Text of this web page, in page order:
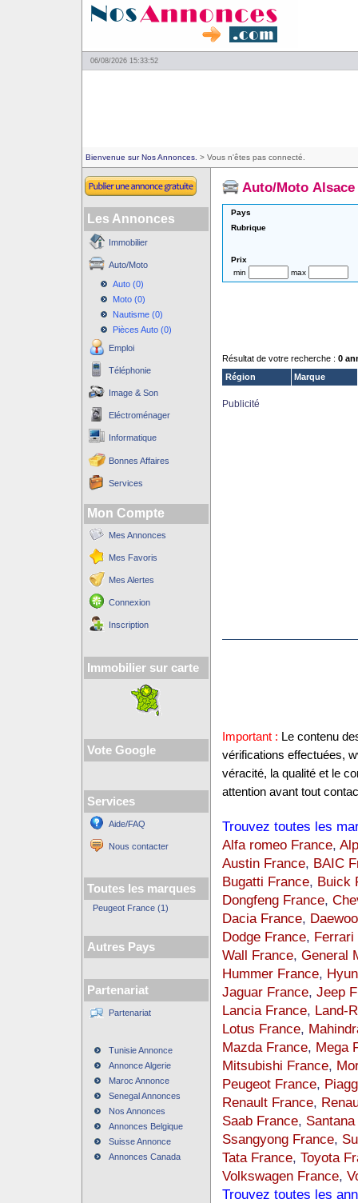
06/08/2026 15:33:52
Bienvenue sur Nos Annonces. > Vous n'êtes pas connecté.
Les Annonces
Immobilier
Auto/Moto
Auto (0)
Moto (0)
Nautisme (0)
Pièces Auto (0)
Emploi
Téléphonie
Image & Son
Eléctroménager
Informatique
Bonnes Affaires
Services
Mon Compte
Mes Annonces
Mes Favoris
Mes Alertes
Connexion
Inscription
Immobilier sur carte
Vote Google
Services
Aide/FAQ
Nous contacter
Toutes les marques
Peugeot France (1)
Autres Pays
Partenariat
Partenariat
Tunisie Annonce
Annonce Algerie
Maroc Annonce
Senegal Annonces
Nos Annonces
Annonces Belgique
Suisse Annonce
Annonces Canada
Auto/Moto Alsace
Pays
Rubrique
Prix
min
max
Résultat de votre recherche : 0
Région
Marque
Publicité
Important : Le contenu
vérifications effectuées,
véracité, la qualité et le
attention avant tout
Trouvez toutes les
Alfa romeo France,
Austin France, BAIC
Bugatti France, Buick
Dongfeng France,
Dacia France,
Dodge France, Ferrari
Wall France, General
Hummer France,
Jaguar France, Jeep
Lancia France, Land-
Lotus France,
Mazda France, Mega
Mitsubishi France,
Peugeot France,
Renault France,
Saab France,
Ssangyong France,
Tata France, Toyota
Volkswagen France,
Trouvez toutes les